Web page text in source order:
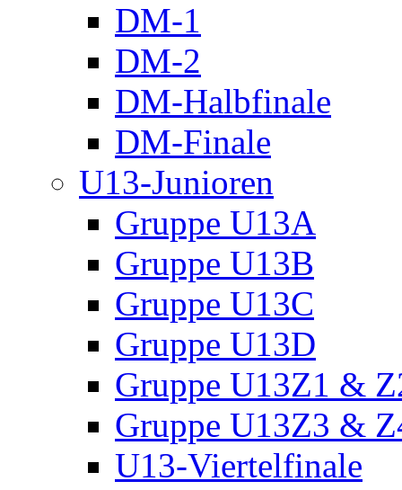
DM-1
DM-2
DM-Halbfinale
DM-Finale
U13-Junioren
Gruppe U13A
Gruppe U13B
Gruppe U13C
Gruppe U13D
Gruppe U13Z1 &
Gruppe U13Z3 &
U13-Viertelfinale